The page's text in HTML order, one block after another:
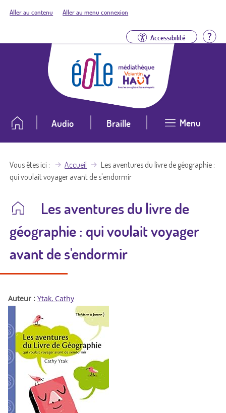
Aller au contenu Aller au menu connexion
Accessibilité
Audio Braille Menu
Vous êtes ici Accueil
Les aventures du livre de géographie :
qui voulait voyager avant de s'endormir
Les aventures du livre de
géographie : qui voulait voyager
avant de s'endormir
Auteur : Ytak, Cathy